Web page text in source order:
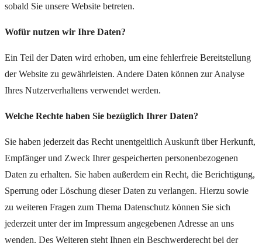
sobald Sie unsere Website betreten.
Wofür nutzen wir Ihre Daten?
Ein Teil der Daten wird erhoben, um eine fehlerfreie Bereitstellung
der Website zu gewährleisten. Andere Daten können zur Analyse
Ihres Nutzerverhaltens verwendet werden.
Welche Rechte haben Sie bezüglich Ihrer Daten?
Sie haben jederzeit das Recht unentgeltlich Auskunft über Herkunft,
Empfänger und Zweck Ihrer gespeicherten personenbezogenen
Daten zu erhalten. Sie haben außerdem ein Recht, die Berichtigung,
Sperrung oder Löschung dieser Daten zu verlangen. Hierzu sowie
zu weiteren Fragen zum Thema Datenschutz können Sie sich
jederzeit unter der im Impressum angegebenen Adresse an uns
wenden. Des Weiteren steht Ihnen ein Beschwerderecht bei der